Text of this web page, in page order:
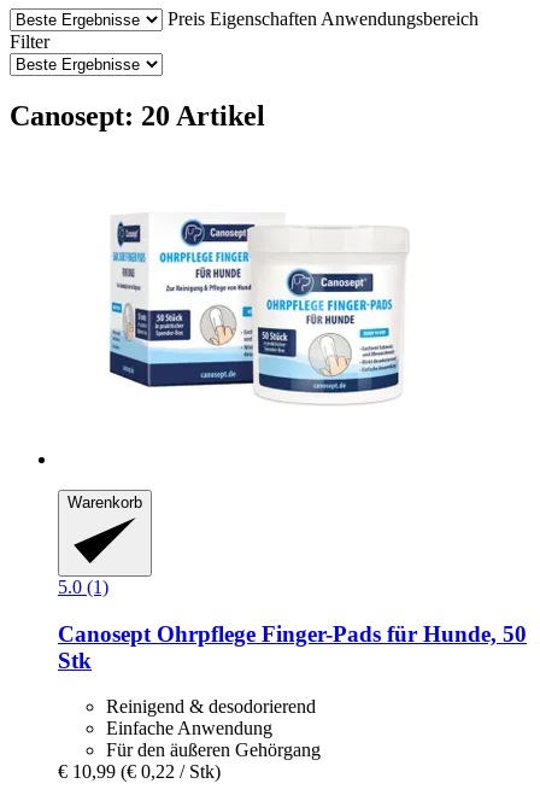
Preis Eigenschaften Anwendungsbereich
Filter
Canosept: 20 Artikel
Warenkorb
5.0 (1)
Canosept Ohrpflege Finger-​Pads für Hunde, 50
Stk
Reinigend & desodorierend
Einfache Anwendung
Für den äußeren Gehörgang
€ 10,99 (€ 0,22 / Stk)